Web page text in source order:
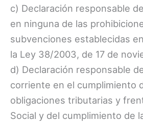
c) Declaración responsable
en ninguna de las
subvenciones establecidas
la Ley 38/2003, de 17 de
d) Declaración responsable
corriente en el cumplimiento
obligaciones tributarias y
Social y del cumplimiento de